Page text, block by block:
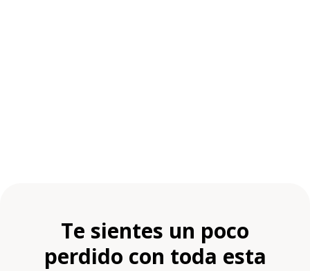
Te sientes un poco
perdido con toda esta